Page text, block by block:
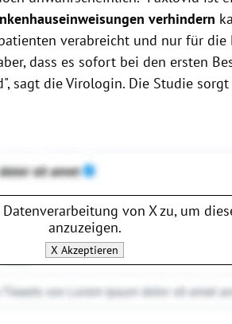
verhindern
verabreicht und nur für die
dass es sofort bei den ersten
sagt die Virologin. Die Studie
von Xzu, um
anzuzeigen.
X Akzeptieren